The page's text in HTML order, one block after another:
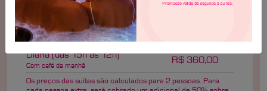
Pernoite (permanências de 6 a 12
horas)
sem café da manhã
Diária (das 15h às 12h)
Com café da manhã R$ 360,00
Os preços das suítes são calculados para 2 pessoas. Para